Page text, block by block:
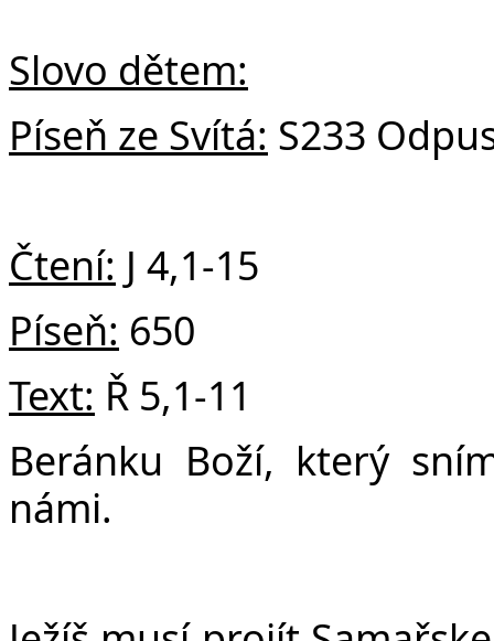
v
Slovo dětem:
Píseň ze Svítá: S233
Čtení: J 4,1-15
Píseň: 650
Text: Ř 5,1-11
Beránku Boží, který
námi.